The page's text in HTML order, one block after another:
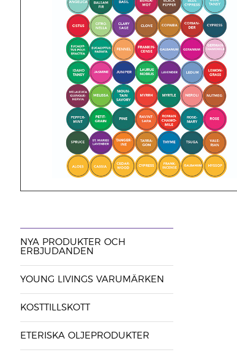
NYA PRODUKTER OCH
ERBJUDANDEN
YOUNG LIVINGS VARUMÄRKEN
KOSTTILLSKOTT
ETERISKA OLJEPRODUKTER